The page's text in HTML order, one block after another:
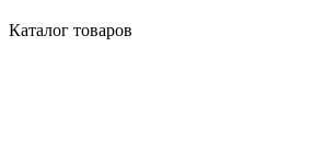
Каталог товаров